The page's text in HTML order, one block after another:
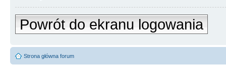
Powrót do ekranu logowania
Strona główna forum